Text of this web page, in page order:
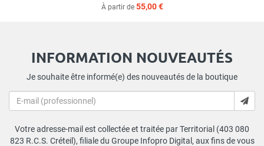
À partir de 55,00 €
INFORMATION NOUVEAUTÉS
Je souhaite être informé(e) des nouveautés de la boutique
Votre adresse-mail est collectée et traitée par Territorial (403 080
823 R.C.S. Créteil), filiale du Groupe Infopro Digital, aux fins de vous